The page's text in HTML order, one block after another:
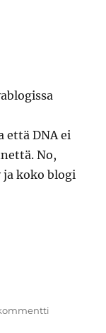
DNA ei
No,
ja koko blogi